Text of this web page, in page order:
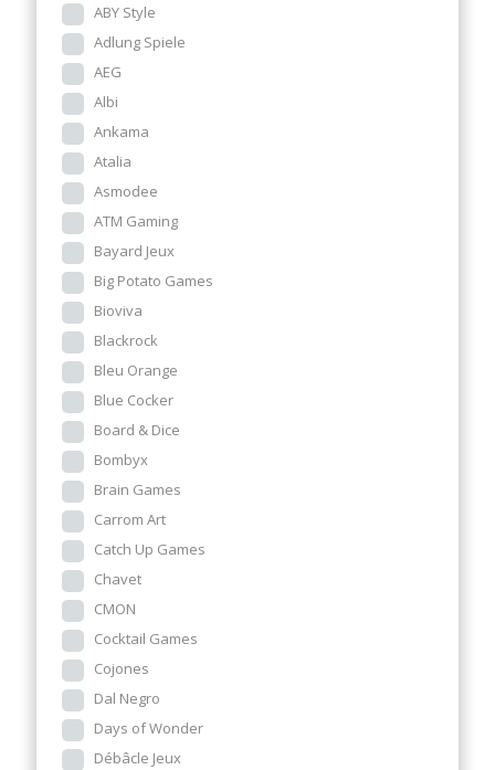
ABY Style
Adlung Spiele
AEG
Albi
Ankama
Atalia
Asmodee
ATM Gaming
Bayard Jeux
Big Potato Games
Bioviva
Blackrock
Bleu Orange
Blue Cocker
Board & Dice
Bombyx
Brain Games
Carrom Art
Catch Up Games
Chavet
CMON
Cocktail Games
Cojones
Dal Negro
Days of Wonder
Débâcle Jeux